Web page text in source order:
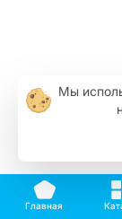
Главная
Мы